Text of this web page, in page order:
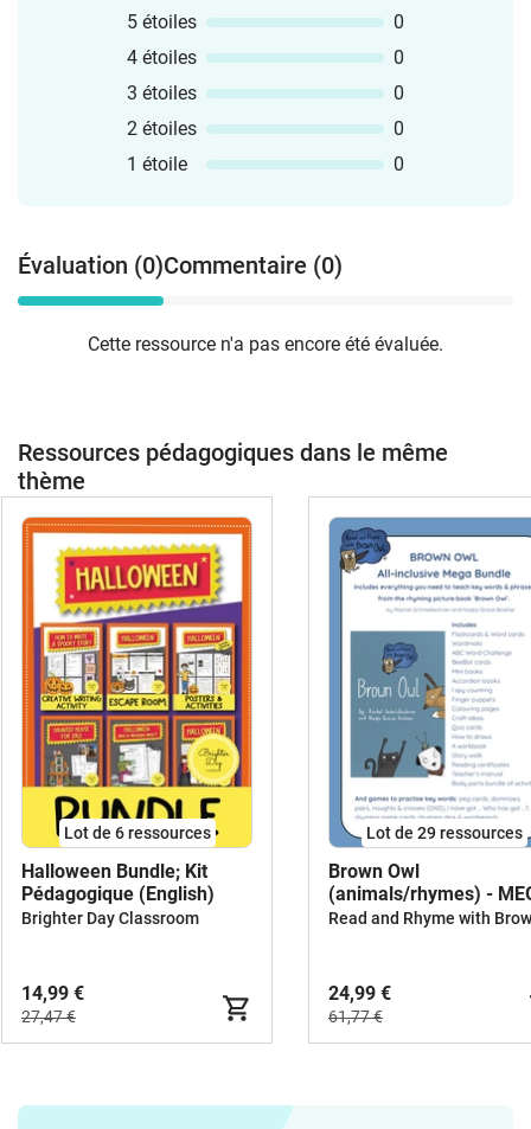
5 étoiles
0
4 étoiles
0
3 étoiles
0
2 étoiles
0
1 étoile
0
Évaluation (0)Commentaire (0)
Cette ressource n'a pas encore été évaluée.
Ressources pédagogiques dans le même
thème
Lot de 6 ressources
Halloween Bundle; Kit
Pédagogique (English)
Brighter Day Classroom
14,99 €
27,47 €
Lot de 29 ressources
Brown Owl
(animals/rhymes) -
BUNDLE
24,99 €
61,77 €